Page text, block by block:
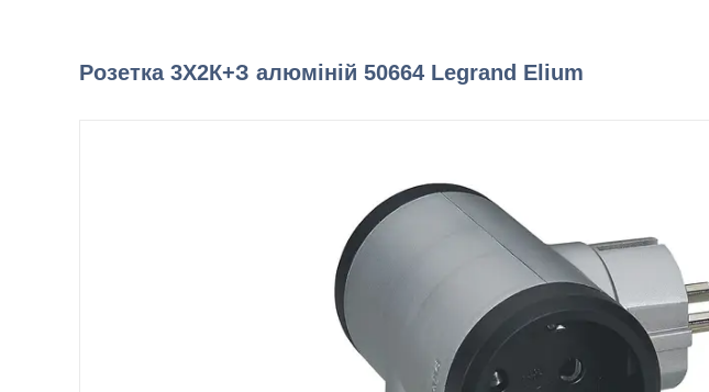
Розетка 3Х2К+З алюміній 50664 Legrand Elium